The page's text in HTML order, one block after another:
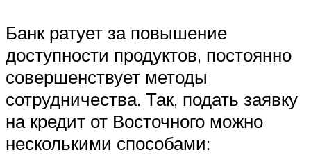
Банк ратует за повышение
доступности продуктов, постоянно
совершенствует методы
сотрудничества. Так, подать заявку
на кредит от Восточного можно
несколькими способами: